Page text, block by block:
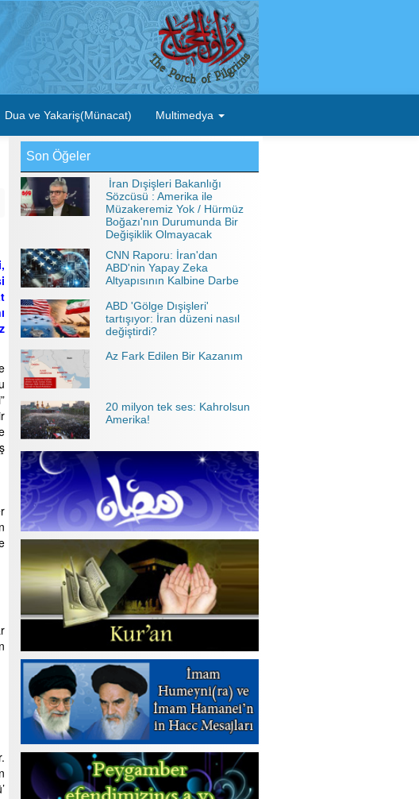
Dua ve Yakariş(Münacat) Multimedya
Son Öğeler
İran Dışişleri Bakanlığı
Sözcüsü : Amerika ile
Müzakeremiz Yok / Hürmüz
Boğazı'nın Durumunda Bir
Değişiklik Olmayacak
CNN Raporu: İran'dan
ABD'nin Yapay Zeka
Altyapısının Kalbine Darbe
ABD 'Gölge Dışişleri'
tartışıyor: İran düzeni nasıl
değiştirdi?
Az Fark Edilen Bir Kazanım
20 milyon tek ses: Kahrolsun
Amerika!